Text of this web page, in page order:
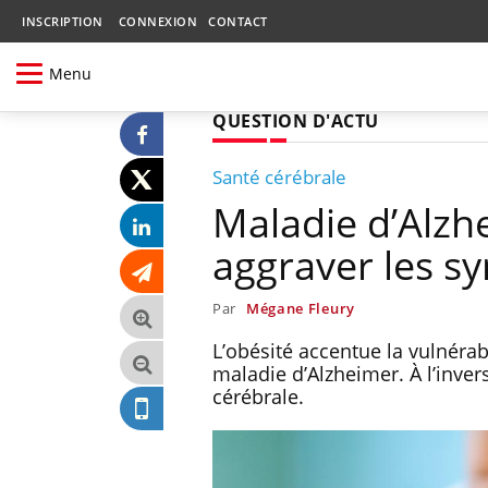
INSCRIPTION CONNEXION CONTACT
Menu
QUESTION D'ACTU
Santé cérébrale
Maladie
aggraver les
Par Mégane Fleury
L’obésité accentue la
maladie d’Alzheimer. À
cérébrale.